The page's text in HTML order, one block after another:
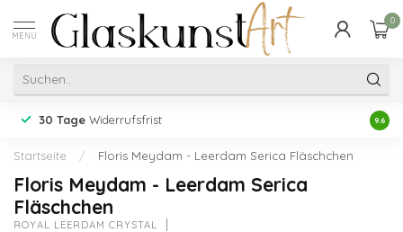
MENU
0
30 Tage Widerrufsfrist 9.6
Startseite / Floris Meydam - Leerdam Serica Fläschchen
Floris Meydam - Leerdam Serica
Fläschchen
ROYAL LEERDAM CRYSTAL